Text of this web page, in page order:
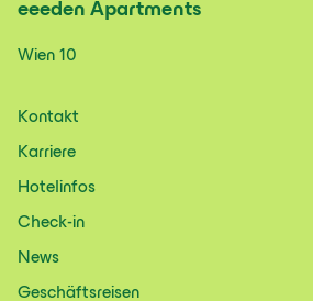
eeeden Apartments
Wien 10
Kontakt
Karriere
Hotelinfos
Check-in
News
Geschäftsreisen